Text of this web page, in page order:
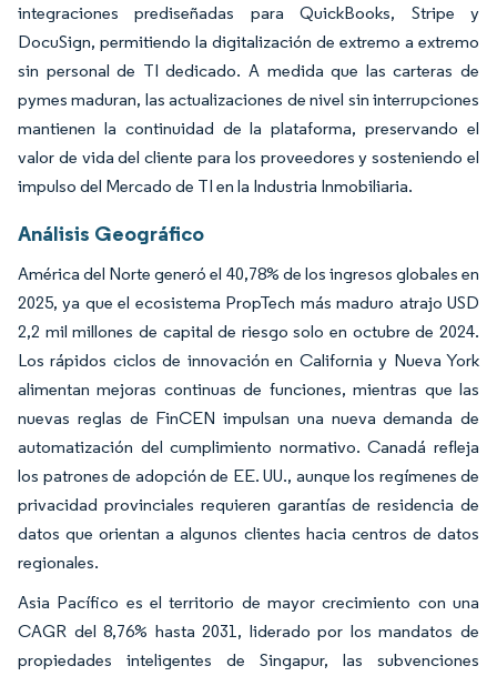
integraciones prediseñadas para QuickBooks, Stripe y
DocuSign, permitiendo la digitalización de extremo a extremo
sin personal de TI dedicado. A medida que las carteras de
pymes maduran, las actualizaciones de nivel sin interrupciones
mantienen la continuidad de la plataforma, preservando el
valor de vida del cliente para los proveedores y sosteniendo el
impulso del Mercado de TI en la Industria Inmobiliaria.
Análisis Geográfico
América del Norte generó el 40,78% de los ingresos globales en
2025, ya que el ecosistema PropTech más maduro atrajo USD
2,2 mil millones de capital de riesgo solo en octubre de 2024.
Los rápidos ciclos de innovación en California y Nueva York
alimentan mejoras continuas de funciones, mientras que las
nuevas reglas de FinCEN impulsan una nueva demanda de
automatización del cumplimiento normativo. Canadá refleja
los patrones de adopción de EE. UU., aunque los regímenes de
privacidad provinciales requieren garantías de residencia de
datos que orientan a algunos clientes hacia centros de datos
regionales.
Asia Pacífico es el territorio de mayor crecimiento con una
CAGR del 8,76% hasta 2031, liderado por los mandatos de
propiedades inteligentes de Singapur, las subvenciones